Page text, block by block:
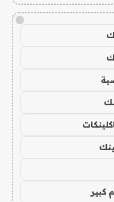
!
كبير